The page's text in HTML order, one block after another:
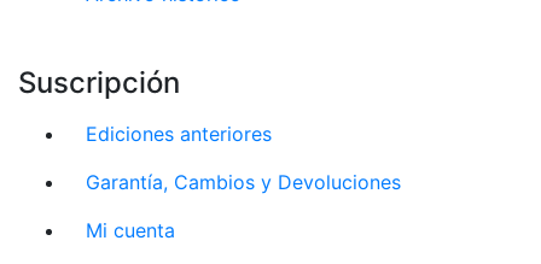
Suscripción
Ediciones anteriores
Garantía, Cambios y Devoluciones
Mi cuenta